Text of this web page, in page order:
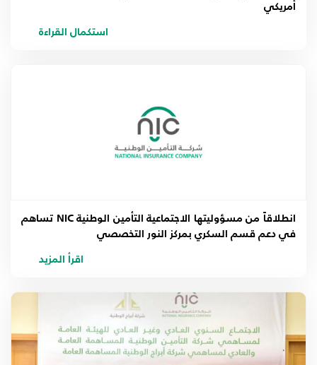
أمريكي
استكمال القراءة
انطلاقاً من مسؤوليتها الاجتماعية التأمين الوطنية NIC تساهم
في دعم قسم السكري بمركز النور التخصصي
اقرأ المزيد